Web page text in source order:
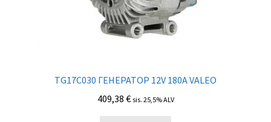
TG17C030 ГЕНЕРАТОР 12V 180A VALEO
409,38 € sis. 25,5% ALV